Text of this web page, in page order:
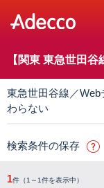
【関東 東急世田
東急世田谷線／
わらない
検索条件の保存
1件（1～1件を表示中）